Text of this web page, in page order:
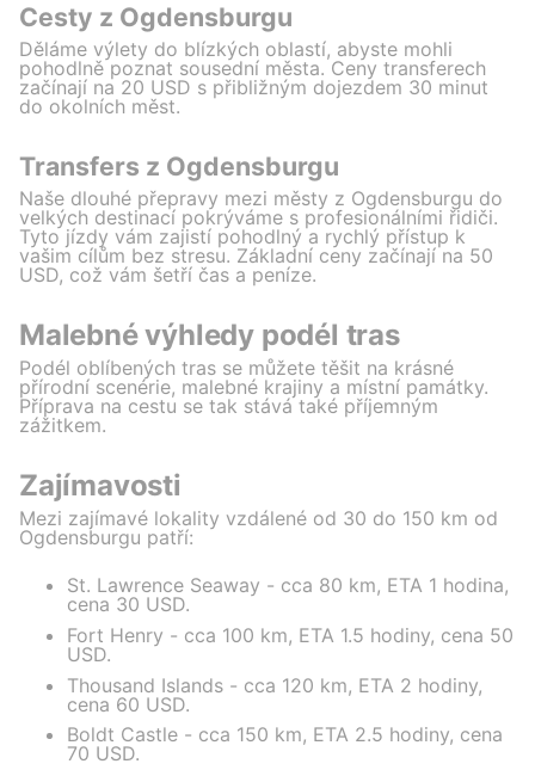
Cesty z Ogdensburgu
Děláme výlety do blízkých oblastí, abyste mohli
pohodlně poznat sousední města. Ceny transferech
začínají na 20 USD s přibližným dojezdem 30 minut
do okolních měst.
Transfers z Ogdensburgu
Naše dlouhé přepravy mezi městy z Ogdensburgu do
velkých destinací pokrýváme s profesionálními řidiči.
Tyto jízdy vám zajistí pohodlný a rychlý přístup k
vašim cílům bez stresu. Základní ceny začínají na 50
USD, což vám šetří čas a peníze.
Malebné výhledy podél tras
Podél oblíbených tras se můžete těšit na krásné
přírodní scenérie, malebné krajiny a místní památky.
Příprava na cestu se tak stává také příjemným
zážitkem.
Zajímavosti
Mezi zajímavé lokality vzdálené od 30 do 150 km od
Ogdensburgu patří:
St. Lawrence Seaway - cca 80 km, ETA 1 hodina,
cena 30 USD.
Fort Henry - cca 100 km, ETA 1.5 hodiny, cena 50
USD.
Thousand Islands - cca 120 km, ETA 2 hodiny,
cena 60 USD.
Boldt Castle - cca 150 km, ETA 2.5 hodiny, cena
70 USD.